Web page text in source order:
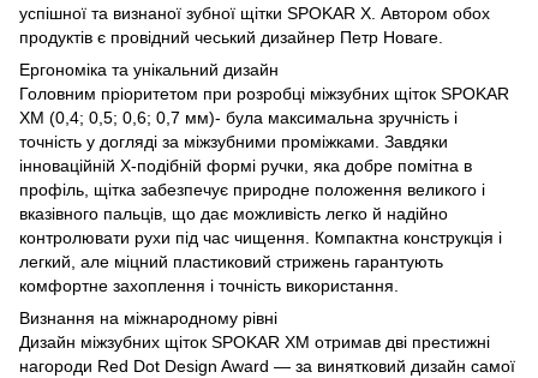
успішної та визнаної зубної щітки SPOKAR X. Автором обох
продуктів є провідний чеський дизайнер Петр Новаге.
Ергономіка та унікальний дизайн
Головним пріоритетом при розробці міжзубних щіток SPOKAR
XM (0,4; 0,5; 0,6; 0,7 мм)- була максимальна зручність і
точність у догляді за міжзубними проміжками. Завдяки
інноваційній Х-подібній формі ручки, яка добре помітна в
профіль, щітка забезпечує природне положення великого і
вказівного пальців, що дає можливість легко й надійно
контролювати рухи під час чищення. Компактна конструкція і
легкий, але міцний пластиковий стрижень гарантують
комфортне захоплення і точність використання.
Визнання на міжнародному рівні
Дизайн міжзубних щіток SPOKAR XM отримав дві престижні
нагороди Red Dot Design Award — за винятковий дизайн самої